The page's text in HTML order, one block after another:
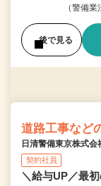
（警備
後で見る
道路工事など
日清警備東京株式
契約社員
＼給与UP／最